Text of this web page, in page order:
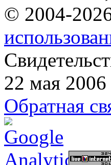
© 2004-
22 мая 2006
Обратная